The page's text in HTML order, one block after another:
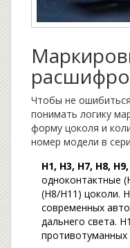
Чтобы не
понимать логику
форму цоколя и
номер модели в
H1, H3, H7, H8,
одноконтактные
(H8/H11) цоколи.
современных
дальнего света.
противотуманных